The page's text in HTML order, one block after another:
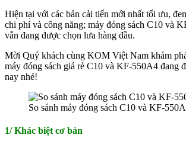
Hiện tại với các bản cải tiến mới nhất tối ưu,
chi phí và công năng; máy đóng sách C10 và
vẫn đang được chọn lưa hàng đầu.
Mời Quý khách cùng KOM Việt Nam khám
máy đóng sách giá rẻ C10 và KF-550A4 đang
nay nhé!
So sánh máy đóng sách C10 và KF-
1/ Khác biệt cơ bản